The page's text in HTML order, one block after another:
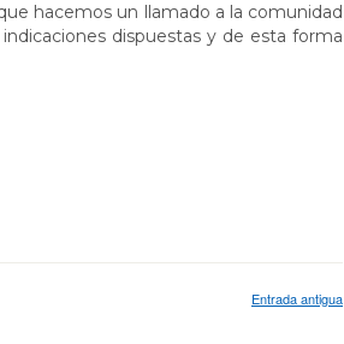
hacemos un llamado a la comunidad
dispuestas y de esta forma
Entrada antigua